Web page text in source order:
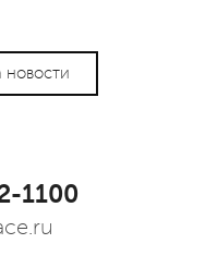
новости
1100